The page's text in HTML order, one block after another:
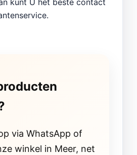
kunt U het beste contact
via WhatsApp of
winkel in Meer, net